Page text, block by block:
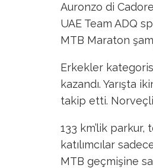
Auronzo di
UAE Team ADQ
MTB Maraton
Erkekler
kazandı. Yarışta
takip etti. Norveçli
133 km’lik
katılımcılar
MTB geçmişine